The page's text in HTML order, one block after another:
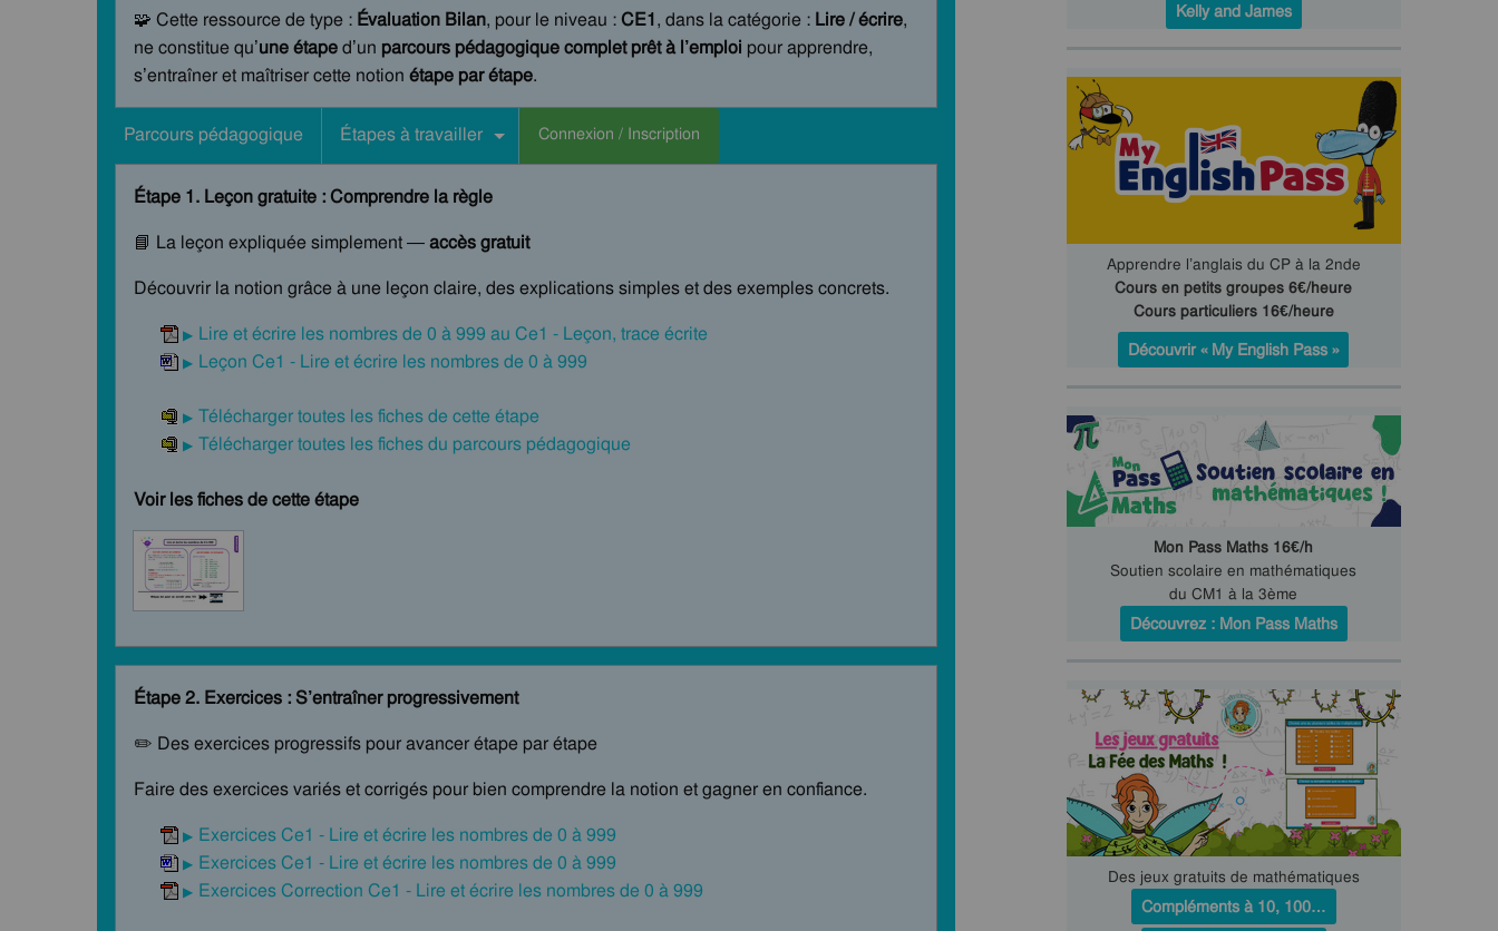
🧩 Cette ressource de type : Évaluation Bilan, pour le niveau :CE1, dans la catégorie : Lire / écrire,
ne constitue qu’une étaped’un parcours pédagogique complet prêt à l’emploi pour apprendre,
s’entraîner et maîtriser cette notion étape par étape.
Parcours pédagogique Étapes à travailler Connexion / Inscription
Étape 1. Leçon gratuite : Comprendre la règle
📘 La leçon expliquée simplement —accès gratuit
Découvrir la notion grâce à une leçon claire, des explications simples et des exemples concrets.
Lire et écrire les nombres de 0 à 999 au Ce1 - Leçon, trace écrite
Leçon Ce1 - Lire et écrire les nombres de 0 à 999
Télécharger toutes les fiches de cette étape
Télécharger toutes les fiches du parcours pédagogique
Voir les fiches de cette étape
Étape 2. Exercices : S’entraîner progressivement
✏️ Des exercices progressifs pour avancer étape par étape
Faire des exercices variés et corrigés pour bien comprendre la notion et gagner en confiance.
Exercices Ce1 - Lire et écrire les nombres de 0 à 999
Exercices Ce1 - Lire et écrire les nombres de 0 à 999
Exercices Correction Ce1 - Lire et écrire les nombres de 0 à 999
Kelly and James
Apprendre l’anglais du CP à la 2nde
Cours en petits groupes 6€/heure
Cours particuliers 16€/heure
Découvrir « My English Pass »
Mon Pass Maths 16€/h
Soutien scolaire en mathématiques
du CM1 à la 3ème
Découvrez : Mon Pass Maths
Des jeux gratuits de mathématiques
Compléments à 10, 100…